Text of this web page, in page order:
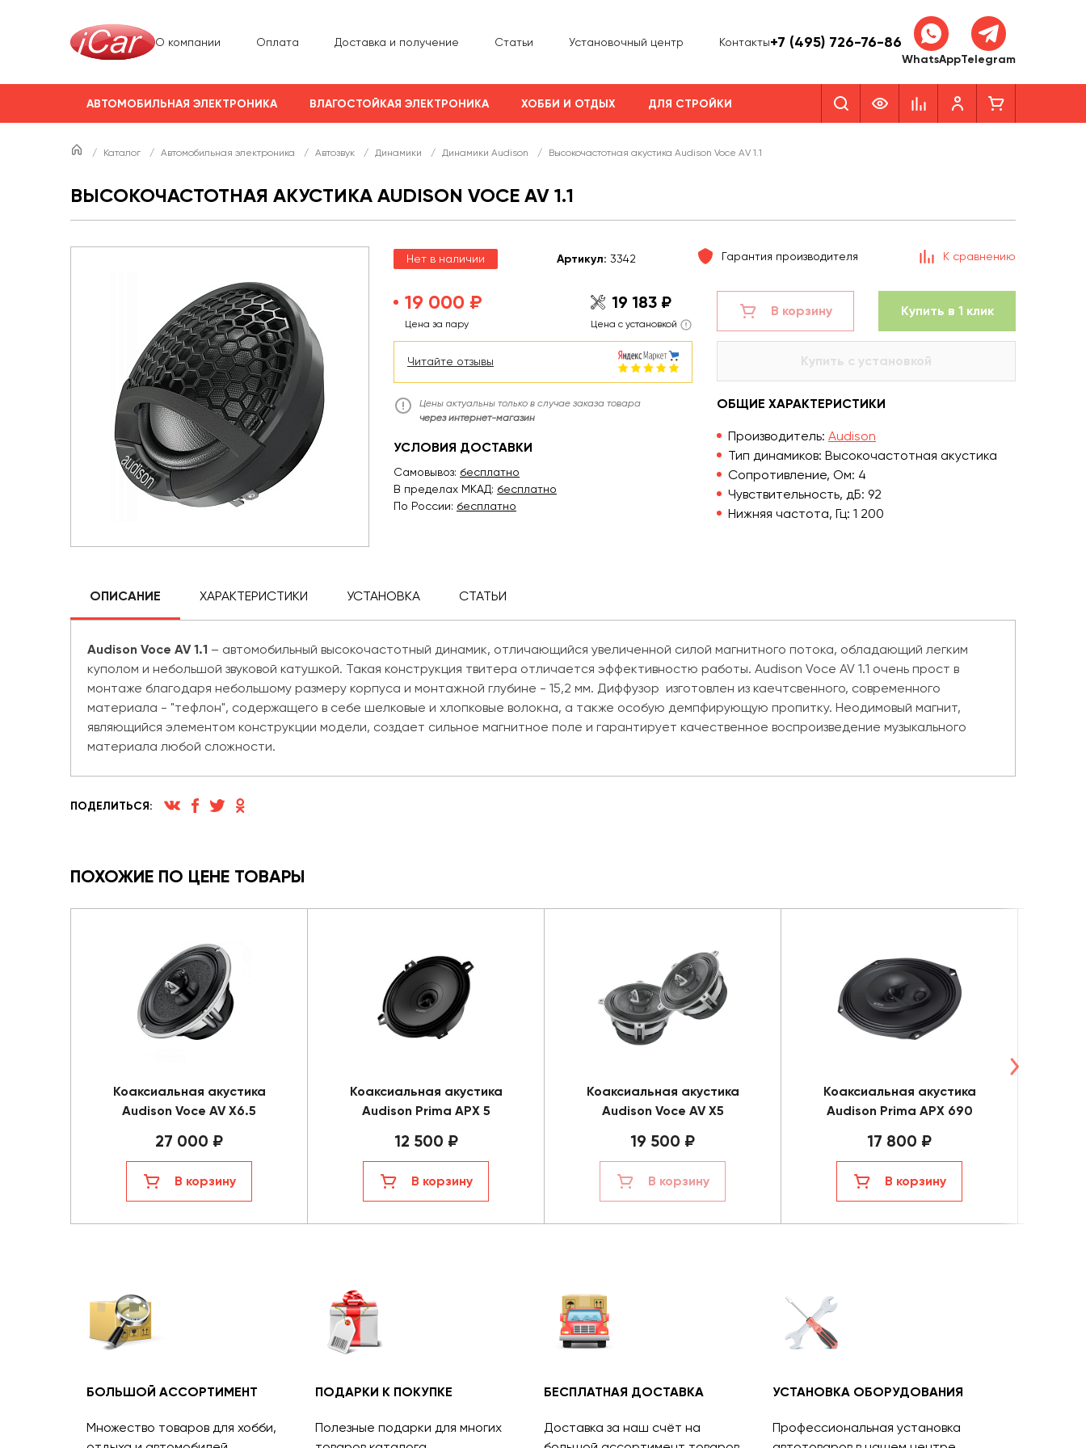
О компании Оплата Доставка и получение Статьи Установочный центр Контакты+7 (495) 726-76-86
WhatsAppTelegram
АВТОМОБИЛЬНАЯ ЭЛЕКТРОНИКА ВЛАГОСТОЙКАЯ ЭЛЕКТРОНИКА ХОББИ И ОТДЫХ ДЛЯ СТРОЙКИ
/ Каталог / Автомобильная электроника / Автозвук / Динамики / Динамики Audison / Высокочастотная акустика Audison Voce AV 1.1
ВЫСОКОЧАСТОТНАЯ АКУСТИКА AUDISON VOCE AV 1.1
Нет в наличии Артикул: 3342 Гарантия производителя К сравнению
19 000 ₽
Цена за пару
19 183 ₽
Цена с установкой
Читайте отзывы
Цены актуальны только в случае заказа товара
через интернет-магазин
УСЛОВИЯ ДОСТАВКИ
Самовывоз: бесплатно
В пределах МКАД: бесплатно
По России: бесплатно
В корзину Купить в 1 клик
Купить с установкой
ОБЩИЕ ХАРАКТЕРИСТИКИ
Производитель: Audison
Тип динамиков: Высокочастотная акустика
Сопротивление, Ом: 4
Чувствительность, дБ: 92
Нижняя частота, Гц: 1 200
ОПИСАНИЕ ХАРАКТЕРИСТИКИ УСТАНОВКА СТАТЬИ
Audison Voce AV 1.1 – автомобильный высокочастотный динамик, отличающийся увеличенной силой магнитного потока, обладающий легким
куполом и небольшой звуковой катушкой. Такая конструкция твитера отличается эффективностю работы. Audison Voce AV 1.1 очень прост в
монтаже благодаря небольшому размеру корпуса и монтажной глубине - 15,2 мм. Диффузор изготовлен из каечтсвенного, современного
материала - "тефлон", содержащего в себе шелковые и хлопковые волокна, а также особую демпфирующую пропитку. Неодимовый магнит,
являющийся элементом конструкции модели, создает сильное магнитное поле и гарантирует качественное воспроизведение музыкального
материала любой сложности.
ПОДЕЛИТЬСЯ:
ПОХОЖИЕ ПО ЦЕНЕ ТОВАРЫ
Коаксиальная акустика
Audison Voce AV X6.5
27 000 ₽
В корзину
Коаксиальная акустика
Audison Prima APX 5
12 500 ₽
В корзину
Коаксиальная акустика
Audison Voce AV X5
19 500 ₽
В корзину
Коаксиальная акустика
Audison Prima APX 690
17 800 ₽
В корзину
БОЛЬШОЙ АССОРТИМЕНТ
Множество товаров для хобби,
ПОДАРКИ К ПОКУПКЕ
Полезные подарки для многих
БЕСПЛАТНАЯ ДОСТАВКА
Доставка за наш счёт на
УСТАНОВКА ОБОРУДОВАНИЯ
Профессиональная установка